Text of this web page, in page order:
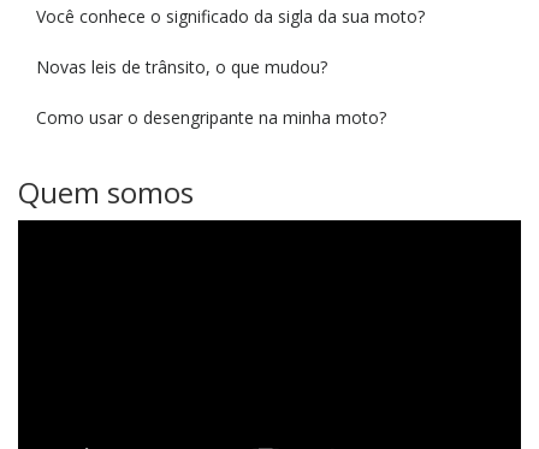
Você conhece o significado da sigla da sua moto?
Novas leis de trânsito, o que mudou?
Como usar o desengripante na minha moto?
Quem somos